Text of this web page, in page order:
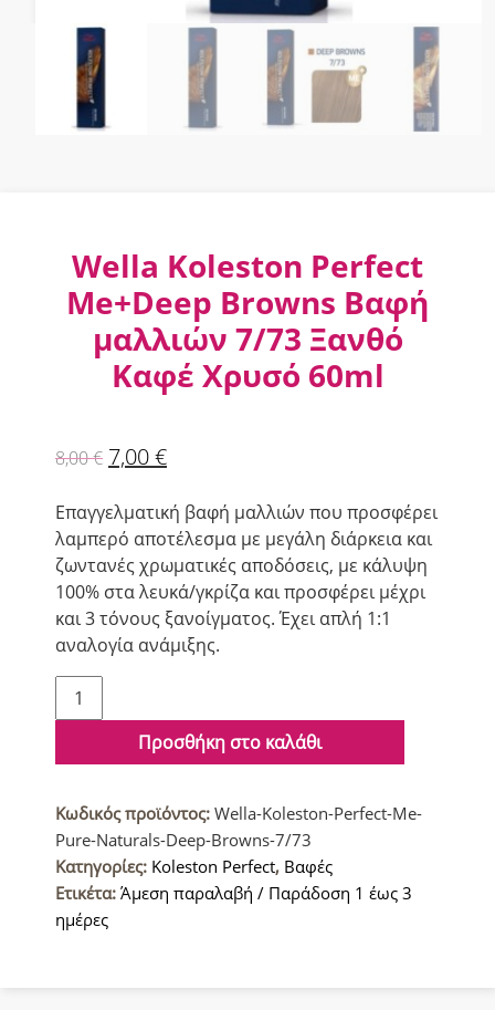
Wella Koleston Perfect
Me+Deep Browns Βαφή
μαλλιών 7/73 Ξανθό
Καφέ Χρυσό 60ml
8,00€ 7,00€
Επαγγελματική βαφή μαλλιών που προσφέρει
λαμπερό αποτέλεσμα με μεγάλη διάρκεια και
ζωντανές χρωματικές αποδόσεις, με κάλυψη
100% στα λευκά/γκρίζα και προσφέρει μέχρι
και 3 τόνους ξανοίγματος. Έχει απλή 1:1
αναλογία ανάμιξης.
Wella
Koleston
Me+Deep
Βαφή
μαλλιών
7/73
Ξανθό
Καφέ
Προσθήκη στο καλάθι
Κωδικός προϊόντος: Wella-Koleston-Perfect-Me-
Pure-Naturals-Deep-Browns-7/73
Κατηγορίες: Koleston Perfect, Βαφές
Ετικέτα: Άμεση παραλαβή / Παράδοση 1 έως 3
ημέρες